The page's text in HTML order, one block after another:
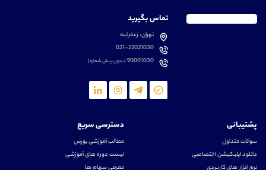
تماس بگیرید
تهران، زعفرانیه
021-22021030
90001030(بدون پیش شماره)
پشتیبانی
سوالات متداول
دانلود اپلیکیشن اختصاصی
نرم افزار های کاربردی
دسترسی سریع
مطالب آموزشی بورس
لیست دوره های آموزشی
معرفی سهام ها